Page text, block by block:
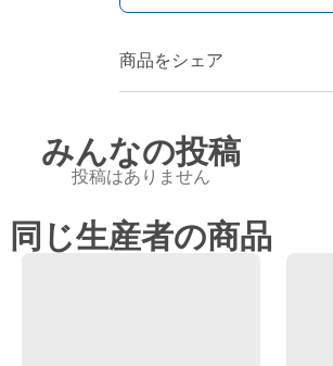
商品をシェア
みんなの投稿
投稿はありません
同じ生産者の商品